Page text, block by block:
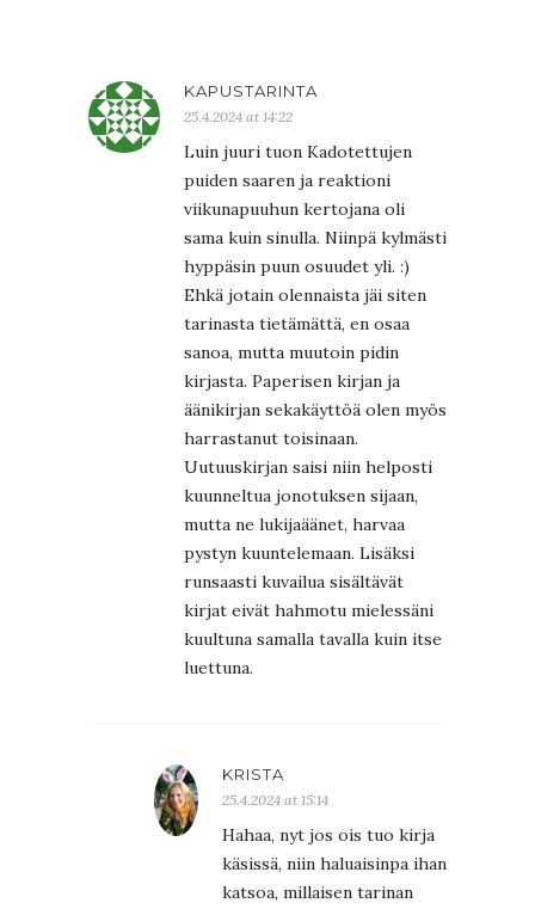
KAPUSTARINTA
25.4.2024 at 14:22
Luin juuri tuon Kadotettujen
puiden saaren ja reaktioni
viikunapuuhun kertojana oli
sama kuin sinulla. Niinpä kylmästi
hyppäsin puun osuudet yli. :)
Ehkä jotain olennaista jäi siten
tarinasta tietämättä, en osaa
sanoa, mutta muutoin pidin
kirjasta. Paperisen kirjan ja
äänikirjan sekakäyttöä olen myös
harrastanut toisinaan.
Uutuuskirjan saisi niin helposti
kuunneltua jonotuksen sijaan,
mutta ne lukijaäänet, harvaa
pystyn kuuntelemaan. Lisäksi
runsaasti kuvailua sisältävät
kirjat eivät hahmotu mielessäni
kuultuna samalla tavalla kuin itse
luettuna.
KRISTA
25.4.2024 at 15:14
Hahaa, nyt jos ois tuo kirja
käsissä, niin haluaisinpa ihan
katsoa, millaisen tarinan